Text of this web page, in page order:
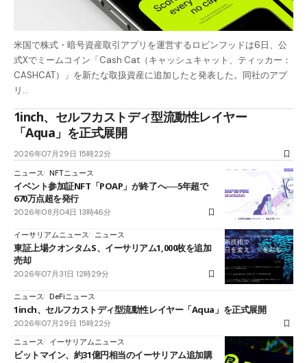
米国で株式・暗号資産取引アプリを運営するロビンフッドは6日、公
式Xでミームコイン「Cash Cat（キャッシュキャット、ティッカー：
CASHCAT）」を新たな取扱資産に追加したと発表した。同社のアプ
リ…
1inch、セルフカストディ型流動性レイヤー
「Aqua」を正式展開
2026年07月29日 15時22分
ニュース NFTニュース
イベント参加証NFT「POAP」が終了へ──5年超で
670万点超を発行
2026年08月04日 13時46分
イーサリアムニュース ニュース
東証上場クオンタムS、イーサリアム1,000枚を追加
売却
2026年07月31日 12時29分
ニュース DeFiニュース
1inch、セルフカストディ型流動性レイヤー「Aqua」を正式展開
2026年07月29日 15時22分
ニュース
イーサリアムニュース
ビットマイン、約31億円相当のイーサリアム追加購